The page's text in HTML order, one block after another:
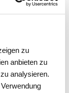
zu
anbieten zu
analysieren.
Kunden